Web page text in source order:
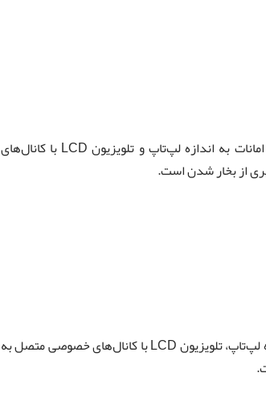
این اتاق دوقلو اجرایی دارای سیستم تهویه مطبوع مرکزی، مینی‌بار، صندوق امانات به اندازه لپ‌تاپ و تلویزیون LCD با کانال‌های
از بخار شدن است.
این اتاق کینگ با سیستم تهویه مطبوع مرکزی، مینی‌بار، صندوق امانات به‌اندازه لپ‌تاپ، تلویزیون LCD با کانال‌های خصوصی متصل به